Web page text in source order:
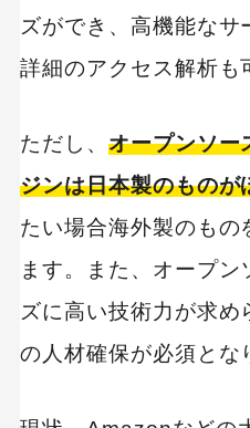
ズができ、高機能なサ
詳細のアクセス解析も
ただし、 オープンソー
ジンは日本製のものが
たい場合海外製のもの
ます。また、オープン
ズに高い技術力が求
の人材確保が必須とな